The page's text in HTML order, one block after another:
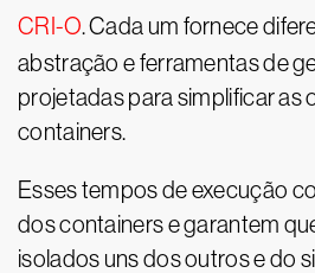
CRI-O. Cada um fornece
abstração e ferramentas de
projetadas para simplificar as
containers.
Esses tempos de execução
dos containers e garantem
isolados uns dos outros e do